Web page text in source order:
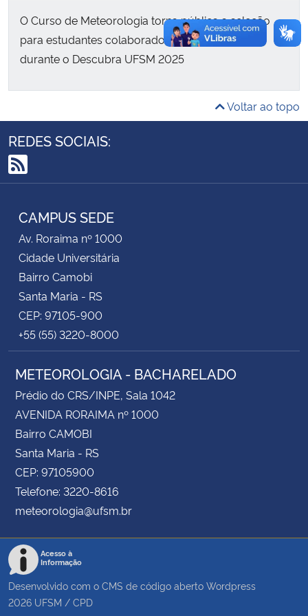
Advocacia-Geral da União
Banco Central do Brasil
Planalto
O Curso de Meteorologia torna pública a seleção
para estudantes colaboradores/as(auxiliares)
durante o Descubra UFSM 2025
Voltar ao topo
REDES SOCIAIS:
RSS
CAMPUS SEDE
Av. Roraima nº 1000
Cidade Universitária
Bairro Camobi
Santa Maria - RS
CEP: 97105-900
+55 (55) 3220-8000
METEOROLOGIA - BACHARELADO
Prédio do CRS/INPE, Sala 1042
AVENIDA RORAIMA nº 1000
Bairro CAMOBI
Santa Maria - RS
CEP: 97105900
Telefone: 3220-8616
meteorologia@ufsm.br
Acesso à
Informação
Desenvolvido com o CMS de código aberto Wordpress
2026 UFSM / CPD